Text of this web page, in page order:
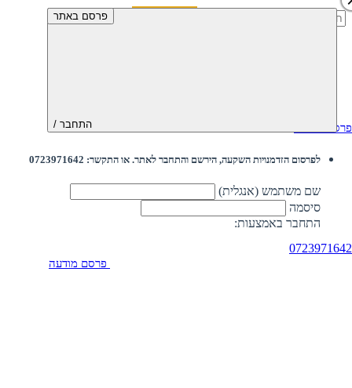
חיפוש:
0723971642
פרסם מודעה התחבר /
לפרסום הזדמנויות השקעה, הירשם והתחבר לאתר. או התקשר: 0723971642
שם משתמש (אנגלית)
סיסמה
התחבר באמצעות:
פרסם באתר
פרסם מודעה